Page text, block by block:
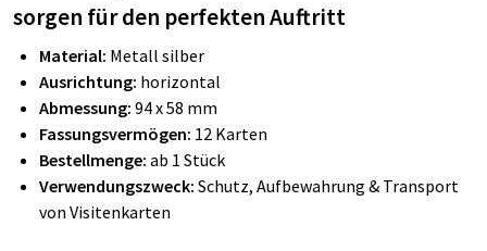
sorgen für den perfekten Auftritt
Material: Metall silber
Ausrichtung: horizontal
Abmessung: 94 x 58 mm
Fassungsvermögen: 12 Karten
Bestellmenge: ab 1 Stück
Verwendungszweck: Schutz, Aufbewahrung & Transport
von Visitenkarten